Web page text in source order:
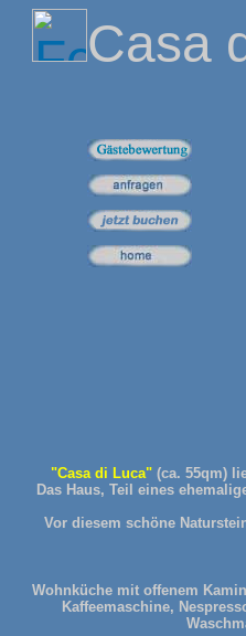
Casa
"Casa di Luca"(ca. 55qm)
Das Haus, Teil eines
Vor diesem schöne
Wohnküche mit offenem
Kaffeemaschine,